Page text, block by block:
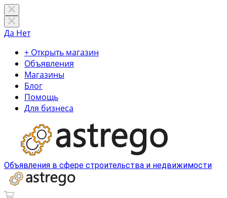
Да Нет
+ Открыть магазин
Объявления
Магазины
Блог
Помощь
Для бизнеса
Объявления в сфере строительства и недвижимости